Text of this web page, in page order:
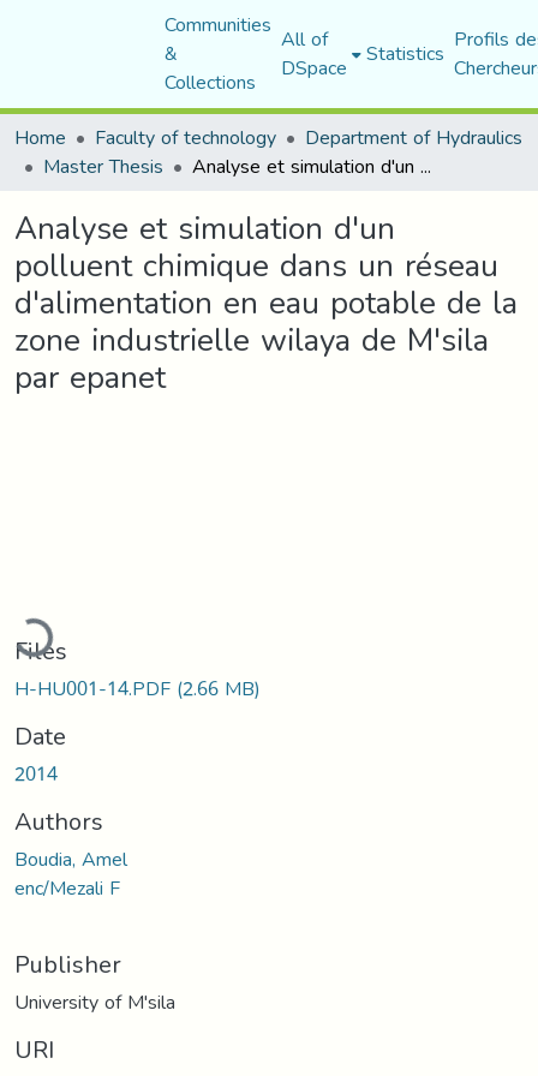
Communities
&
Collections
All of
DSpace Statistics Profils
Home
Faculty of technology Department of Hydraulics
Master Thesis Analyse et simulation d'un polluent chimique dans un réseau d'alimentation en eau potable de la zone industrielle wilaya de M'sila par epanet
Analyse et simulation d'un
polluent chimique dans un réseau
d'alimentation en eau potable de la
zone industrielle wilaya de M'sila
par epanet
Files
H-HU001-14.PDF(2.66 MB)
Date
2014
Authors
Boudia, Amel
enc/Mezali F
Publisher
University of M'sila
URI